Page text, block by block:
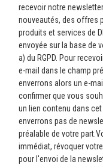
recevoir notre
nouveautés, des offres
produits et services de
envoyée sur la base de
a) du RGPD. Pour
e-mail dans le champ
enverrons alors un e-
confirmer que vous
un lien contenu dans
enverrons pas de
préalable de votre
immédiat, révoquer
pour l'envoi de la